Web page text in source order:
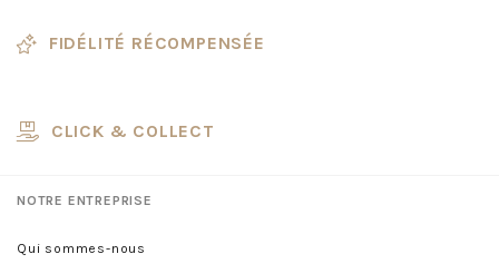
FIDÉLITÉ RÉCOMPENSÉE
CLICK & COLLECT
NOTRE ENTREPRISE
Qui sommes-nous